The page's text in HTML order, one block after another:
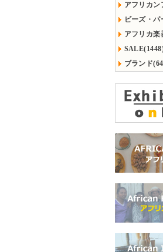
アフリカン
ビーズ・パ
アフリカ楽
ブランド